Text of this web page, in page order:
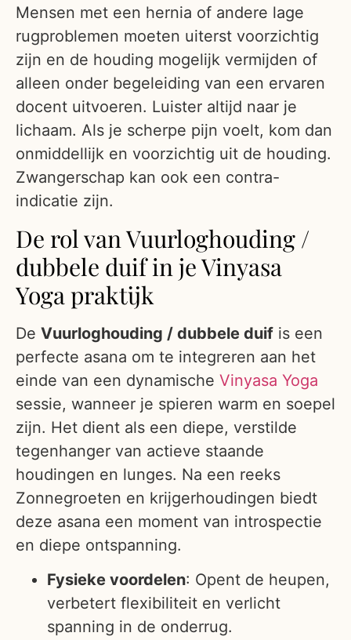
Mensen met een hernia of andere lage
rugproblemen moeten uiterst voorzichtig
zijn en de houding mogelijk vermijden of
alleen onder begeleiding van een ervaren
docent uitvoeren. Luister altijd naar je
lichaam. Als je scherpe pijn voelt, kom dan
onmiddellijk en voorzichtig uit de houding.
Zwangerschap kan ook een contra-
indicatie zijn.
De rol van Vuurloghouding /
dubbele duif in je Vinyasa
Yoga praktijk
De Vuurloghouding / dubbele duif is een
perfecte asana om te integreren aan het
einde van een dynamische Vinyasa Yoga
sessie, wanneer je spieren warm en soepel
zijn. Het dient als een diepe, verstilde
tegenhanger van actieve staande
houdingen en lunges. Na een reeks
Zonnegroeten en krijgerhoudingen biedt
deze asana een moment van introspectie
en diepe ontspanning.
Fysieke voordelen: Opent de heupen,
verbetert flexibiliteit en verlicht
spanning in de onderrug.